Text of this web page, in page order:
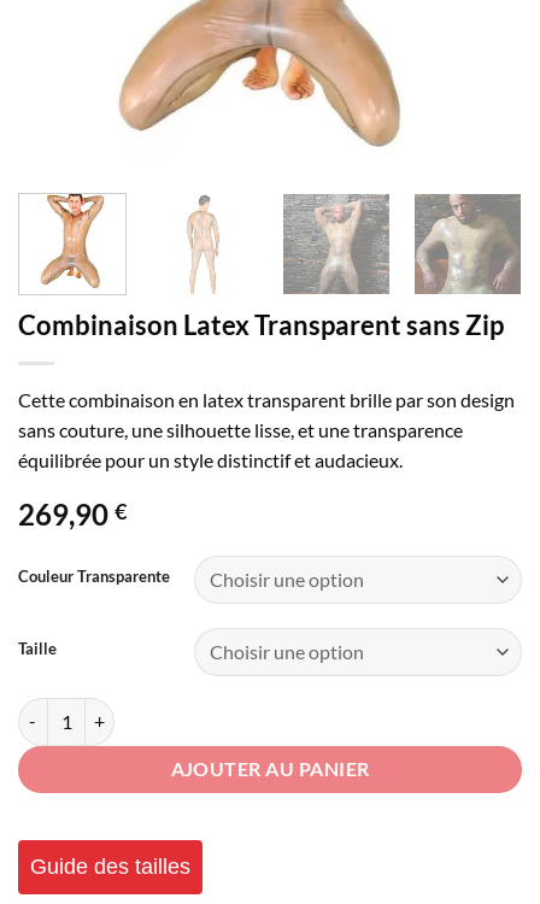
Combinaison Latex Transparent sans Zip
Cette combinaison en latex transparent brille par son design
sans couture, une silhouette lisse, et une transparence
équilibrée pour un style distinctif et audacieux.
269,90 €
Couleur Transparente
Taille
quantité de Combinaison Latex Transparent sans Zip
AJOUTER AU PANIER
Guide des tailles